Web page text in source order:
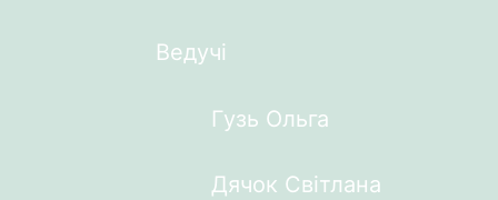
Ведучі
Гузь Ольга
Дячок Світлана